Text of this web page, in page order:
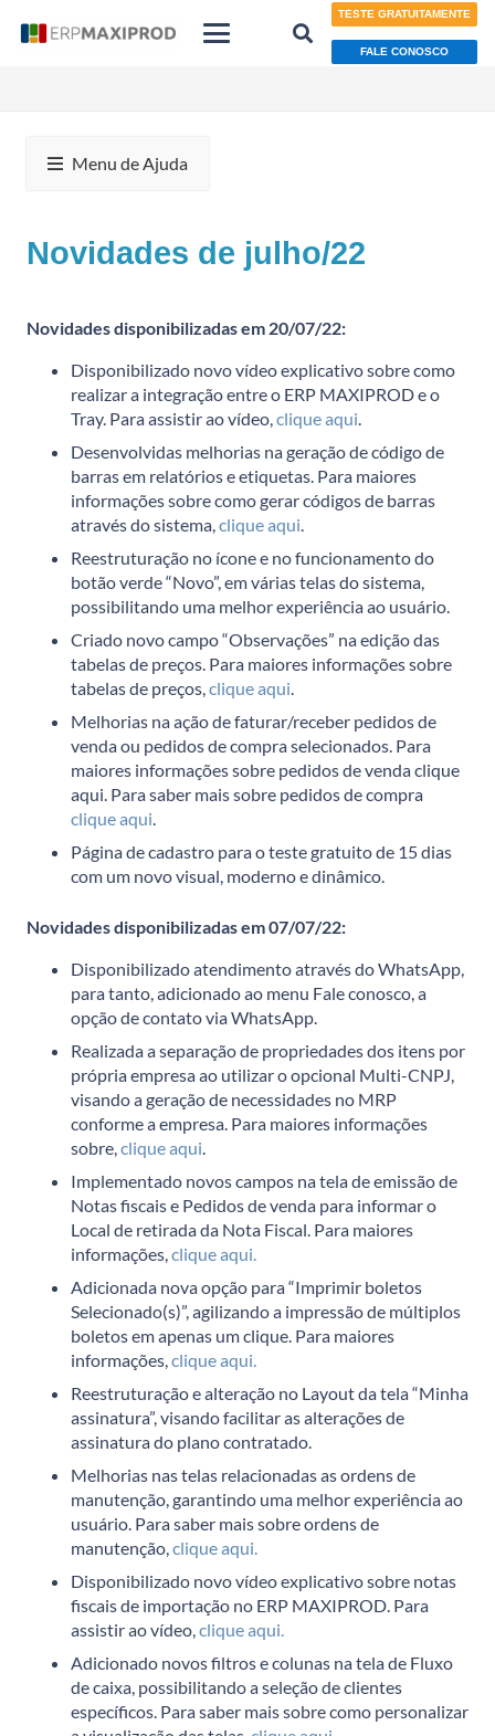
TESTE GRATUITAMENTE
FALE CONOSCO
Menu de Ajuda
Novidades de julho/22
Novidades disponibilizadas em 20/07/22:
Disponibilizado novo vídeo explicativo sobre como
realizar a integração entre o ERP MAXIPROD e o
Tray. Para assistir ao vídeo, clique aqui
Desenvolvidas melhorias na geração de código de
barras em relatórios e etiquetas. Para maiores
informações sobre como gerar códigos de barras
através do sistema, clique aqui
Reestruturação no ícone e no funcionamento do
botão verde “Novo”, em várias telas do sistema,
possibilitando uma melhor experiência ao usuário.
Criado novo campo “Observações” na edição das
tabelas de preços. Para maiores informações sobre
tabelas de preços, clique aqui
Melhorias na ação de faturar/receber pedidos de
venda ou pedidos de compra selecionados. Para
maiores informações sobre pedidos de vendaclique
aqui . Para saber mais sobre pedidos de compra
clique aqui
Página de cadastro para o teste gratuito de 15 dias
com um novo visual, moderno e dinâmico.
Novidades disponibilizadas em 07/07/22:
Disponibilizado atendimento através do WhatsApp,
para tanto, adicionado ao menu Fale conosco, a
opção de contato via WhatsApp.
Realizada a separação de propriedades dos itens por
própria empresa ao utilizar o opcional Multi-CNPJ,
visando a geração de necessidades no MRP
conforme a empresa. Para maiores informações
sobre, clique aqui
Implementado novos campos na tela de emissão de
Notas fiscais e Pedidos de venda para informar o
Local de retirada da Nota Fiscal. Para maiores
informações, clique aqui.
Adicionada nova opção para “Imprimir boletos
Selecionado(s)”, agilizando a impressão de múltiplos
boletos em apenas um clique. Para maiores
informações, clique aqui.
Reestruturação e alteração no Layout da tela “Minha
assinatura”, visando facilitar as alterações de
assinatura do plano contratado.
Melhorias nas telas relacionadas as ordens de
manutenção, garantindo uma melhor experiência ao
usuário. Para saber mais sobre ordens de
manutenção, clique aqui.
Disponibilizado novo vídeo explicativo sobre notas
fiscais de importação no ERP MAXIPROD. Para
assistir ao vídeo, clique aqui.
Adicionado novos filtros e colunas na tela de Fluxo
de caixa, possibilitando a seleção de clientes
específicos. Para saber mais sobre como personalizar